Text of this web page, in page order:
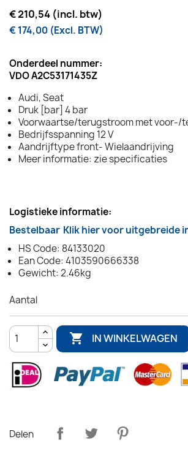
€ 210,54 (incl. btw)
€ 174,00 (Excl. BTW)
Onderdeel nummer:
VDO A2C53171435Z
Audi, Seat
Druk [bar] 4 bar
Voorwaartse/terugstroom met voor-/
Bedrijfsspanning 12 V
Aandrijftype front- Wielaandrijving
Meer informatie: zie specificaties
Logistieke informatie:
Bestelbaar Klik hier voor uitgebreide
HS Code: 84133020
Ean Code: 4103590666338
Gewicht: 2.46kg
Aantal
 IN WINKELWAGEN
Delen